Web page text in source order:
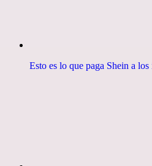
Esto es lo que paga Shein a